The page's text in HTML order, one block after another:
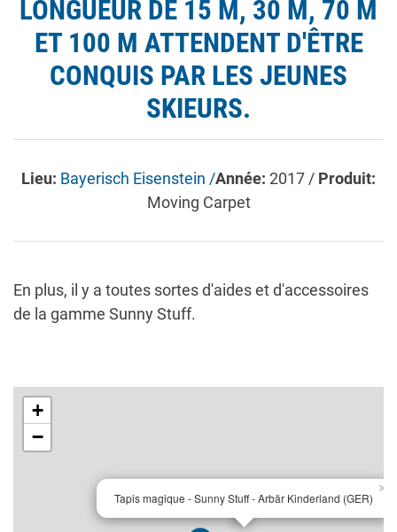
LONGUEUR DE 15 M, 30 M, 70 M
ET 100 M ATTENDENT D'ÊTRE
CONQUIS PAR LES JEUNES
SKIEURS.
Lieu: Bayerisch Eisenstein /Année: 2017 / Produit:
Moving Carpet
En plus, il y a toutes sortes d'aides et d'accessoires
de la gamme Sunny Stuff.
Tapis magique - Sunny Stuff - Arbär Kinderland (GER)
×
+
−